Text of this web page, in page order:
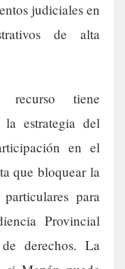
judiciales en
de alta
tiene
la estrategia del
en el
que bloquear la
para
Provincial
derechos. La